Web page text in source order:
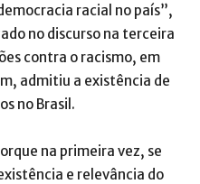
racial no país”,
no discurso na terceira
contra o racismo, em
admitiu a existência de
no Brasil.
na primeira vez, se
e relevância do